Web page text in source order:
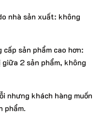
nhà sản xuất: không
cấp sản phẩm cao hơn:
2 sản phẩm, không
nhưng khách hàng muốn
phẩm.